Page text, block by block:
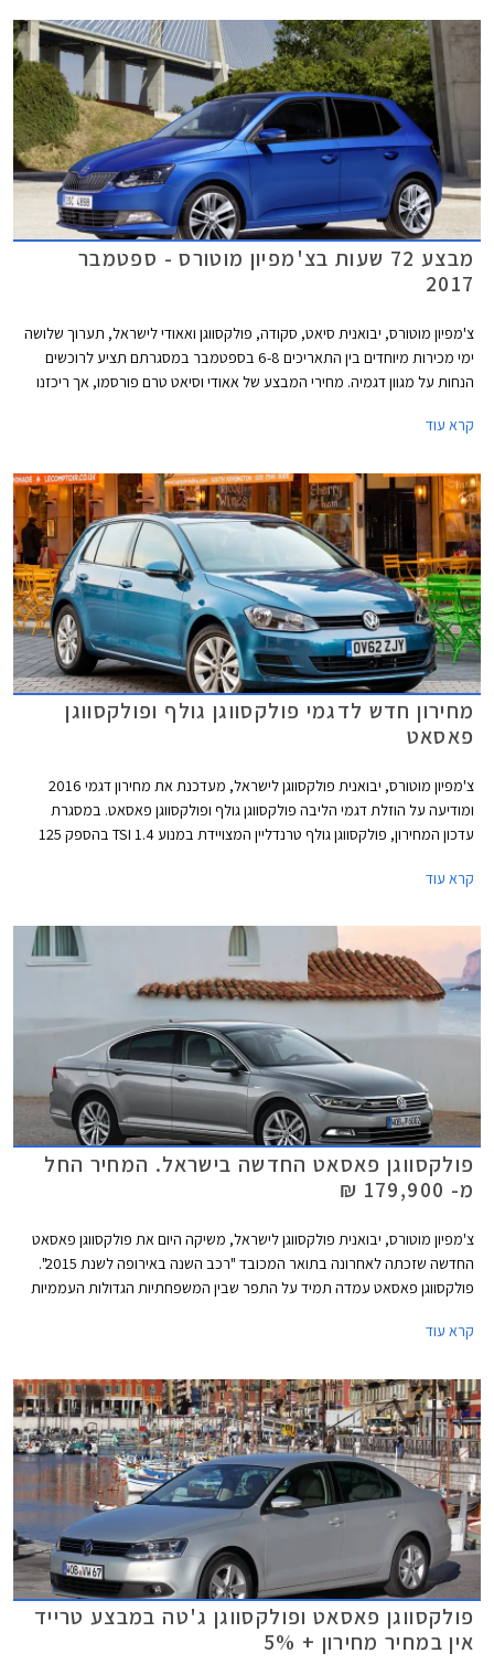
מבצע 72 שעות בצ'מפיון מוטורס - ספטמבר
2017
צ'מפיון מוטורס, יבואנית סיאט, סקודה, פולקסווגן ואאודי לישראל, תערוך שלושה
ימי מכירות מיוחדים בין התאריכים 6-8 בספטמבר במסגרתם תציע לרוכשים
הנחות על מגוון דגמיה. מחירי המבצע של אאודי וסיאט טרם פורסמו, אך ריכזנו
ופולקסווגן.
קרא עוד
מחירון חדש לדגמי פולקסווגן גולף ופולקסווגן
פאסאט
צ'מפיון מוטורס, יבואנית פולקסווגן לישראל, מעדכנת את מחירון דגמי 2016
ומודיעה על הוזלת דגמי הליבה פולקסווגן גולף ופולקסווגן פאסאט. במסגרת
עדכון המחירון, פולקסווגן גולף טרנדליין המצויידת במנוע 1.4 TSI בהספק 125
מהמחיר הקודם שעמד על 148,600 ₪.
קרא עוד
פולקסווגן פאסאט החדשה בישראל. המחיר החל
מ- 179,900 ₪
צ'מפיון מוטורס, יבואנית פולקסווגן לישראל, משיקה היום את פולקסווגן פאסאט
החדשה שזכתה לאחרונה בתואר המכובד "רכב השנה באירופה לשנת 2015".
פולקסווגן פאסאט עמדה תמיד על התפר שבין המשפחתיות הגדולות העממיות
החדש והשמיני במספר עושה צעד נוסף לכיוון המתחרות היוקרתיות ומציג עיצוב
קרא עוד
פולקסווגן פאסאט ופולקסווגן ג'טה במבצע טרייד
אין במחיר מחירון + 5%